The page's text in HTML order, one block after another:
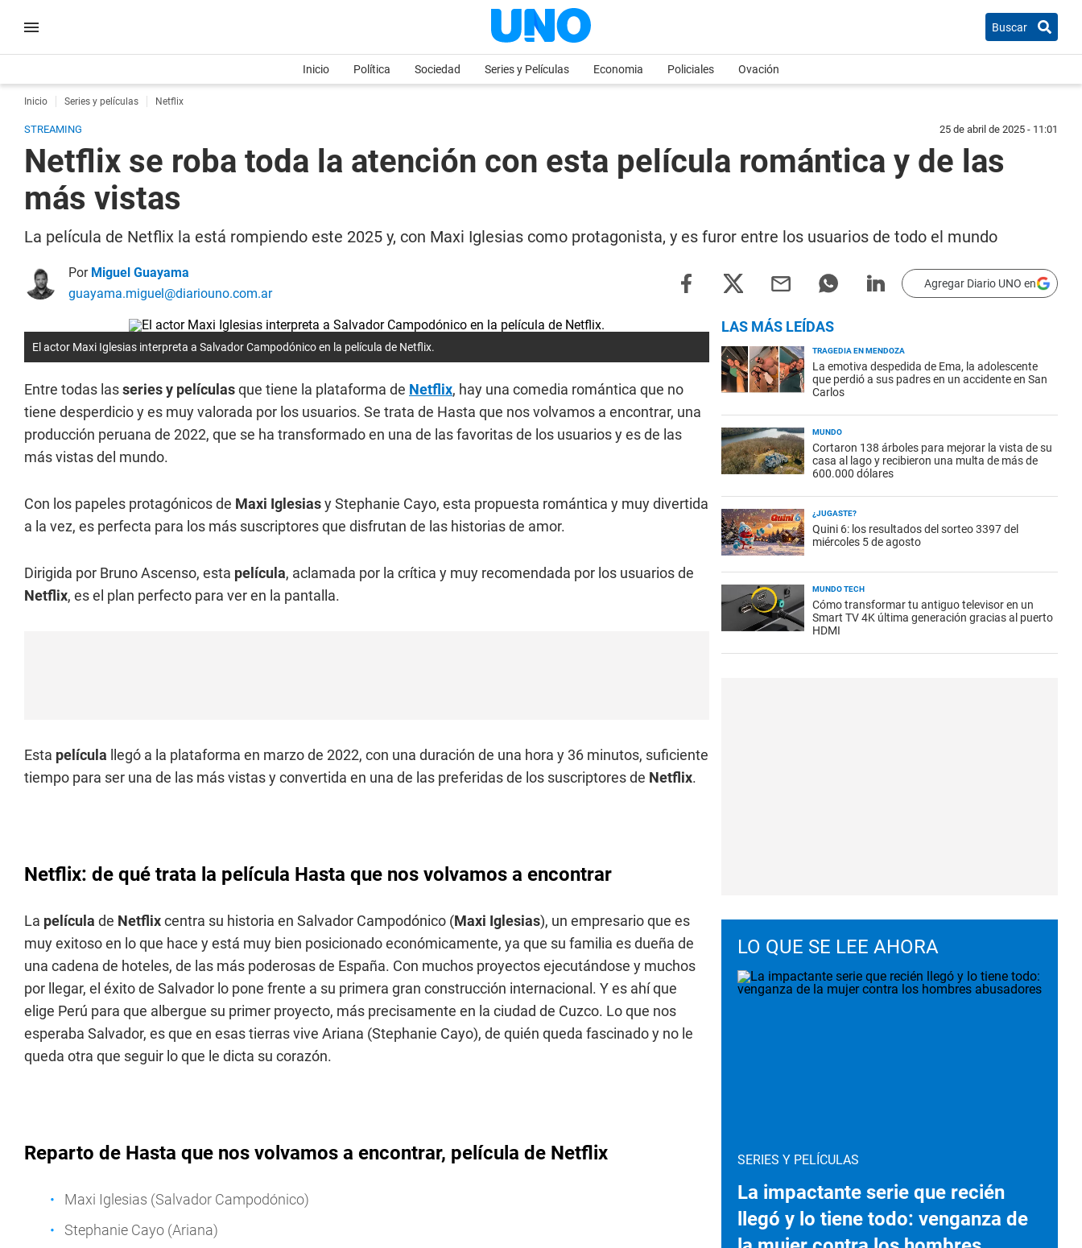
Buscar
Inicio Política Sociedad Series y Películas Economia Policiales Ovación
Inicio Series y películas Netflix
STREAMING 25 de abril de 2025 - 11:01
Netflix se roba toda la atención con esta película romántica y de las
más vistas
La película de Netflix la está rompiendo este 2025 y, con Maxi Iglesias como protagonista, y es furor entre los usuarios de todo el mundo
Por Miguel Guayama
guayama.miguel@diariouno.com.ar
Agregar Diario UNO en
El actor Maxi Iglesias interpreta a Salvador Campodónico en la película de Netflix.
Entre todas lasseries y películasque tiene la plataforma de Netflix, hay una comedia romántica que no
tiene desperdicio y es muy valorada por los usuarios. Se trata de Hasta que nos volvamos a encontrar, una
producción peruana de 2022, que se ha transformado en una de las favoritas de los usuarios y es de las
más vistas del mundo.
Con los papeles protagónicos de Maxi Iglesiasy Stephanie Cayo, esta propuesta romántica y muy divertida
a la vez, es perfecta para los más suscriptores que disfrutan de las historias de amor.
Dirigida por Bruno Ascenso, esta película, aclamada por la crítica y muy recomendada por los usuarios de
Netflix, es el plan perfecto para ver en la pantalla.
Esta película
llegó a la plataforma en marzo de 2022, con una duración de una hora y 36 minutos, suficiente
tiempo para ser una de las más vistas y convertida en una de las preferidas de los suscriptores de Netflix.
Netflix: de qué trata la película Hasta que nos volvamos a encontrar
La película de Netflixcentra su historia en Salvador Campodónico (Maxi Iglesias), un empresario que es
muy exitoso en lo que hace y está muy bien posicionado económicamente, ya que su familia es dueña de
una cadena de hoteles, de las más poderosas de España. Con muchos proyectos ejecutándose y muchos
por llegar, el éxito de Salvador lo pone frente a su primera gran construcción internacional. Y es ahí que
elige Perú para que albergue su primer proyecto, más precisamente en la ciudad de Cuzco. Lo que nos
esperaba Salvador, es que en esas tierras vive Ariana (Stephanie Cayo), de quién queda fascinado y no le
queda otra que seguir lo que le dicta su corazón.
Reparto de Hasta que nos volvamos a encontrar, película de Netflix
Maxi Iglesias (Salvador Campodónico)
Stephanie Cayo (Ariana)
LAS MÁS LEÍDAS
TRAGEDIA EN MENDOZA
La emotiva despedida de Ema, la adolescente
que perdió a sus padres en un accidente en San
Carlos
MUNDO
Cortaron 138 árboles para mejorar la vista de su
casa al lago y recibieron una multa de más de
600.000 dólares
¿JUGASTE?
Quini 6: los resultados del sorteo 3397 del
miércoles 5 de agosto
MUNDO TECH
Cómo transformar tu antiguo televisor en un
Smart TV 4K última generación gracias al puerto
HDMI
LO QUE SE LEE AHORA
SERIES Y PELÍCULAS
La impactante serie que recién
llegó y lo tiene todo: venganza de